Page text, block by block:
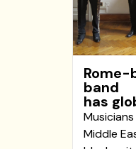
Rome-
band
has
Middle